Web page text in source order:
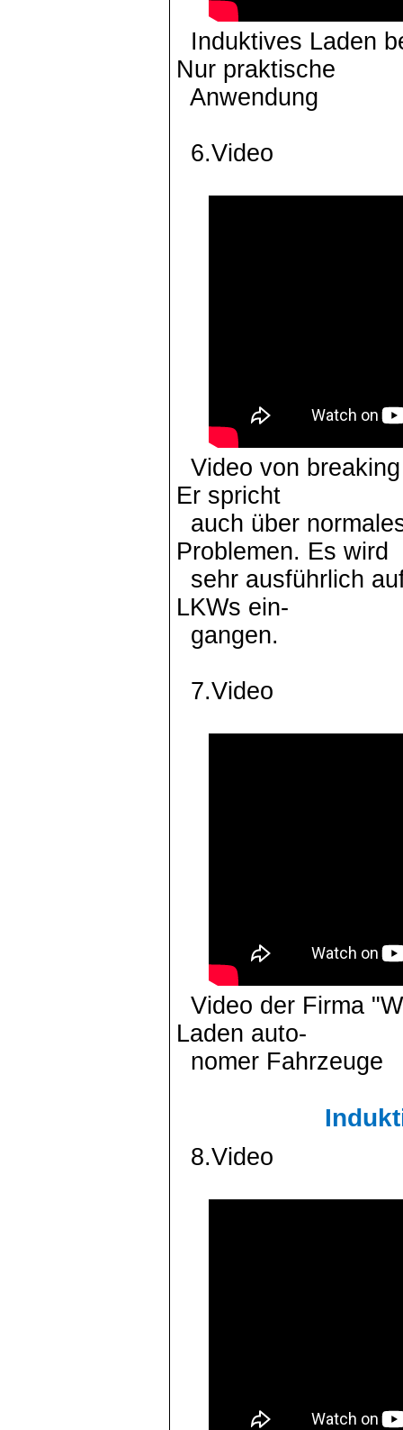
Induktives Laden
Nur praktische
Anwendung
6.Video
Video von
Er spricht
auch über
Problemen. Es wird
sehr ausführlich
LKWs ein-
gangen.
7.Video
Video der Firma
Laden auto-
nomer Fahrzeuge
8.Video